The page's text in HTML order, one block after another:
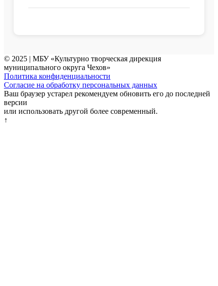
© 2025 | МБУ «Культурно творческая дирекция
муниципального округа Чехов»
Политика конфиденциальности
Согласие на обработку персональных данных
Ваш браузер устарел рекомендуем обновить его до последней
версии
или использовать другой более современный.
↑